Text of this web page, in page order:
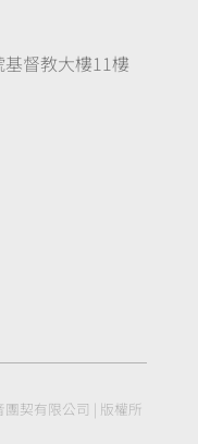
督教大樓11樓
契有限公司 | 版權所